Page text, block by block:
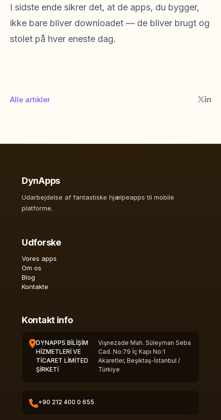
I sidste ende sikrer det, at de apps, du bygger,
ikke bare bliver downloadet — de bliver brugt og
stolet på hver eneste dag.
Alle artikler
DynApps
Udarbejdelse af fantastiske hjælpeapps til mobile
platforme.
Udforske
Vores apps
Om os
Blog
Kontakte
Kontakt info
DYNAPPS BİLİŞİM
HİZMETLERİ VE
TİCARET LİMİTED
ŞİRKETİ
Vişnezade Mah. Süleyman Seba
Cad. No:79 İç Kapı No:1
Akaretler, Beşiktaş-İstanbul /
Türkiye
+90 212 400 0 655